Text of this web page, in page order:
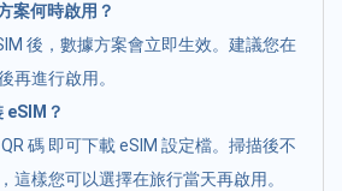
案何時啟用？
後，數據方案會立即生效。建議您在
再進行啟用。
eSIM？
碼 即可下載 eSIM 設定檔。掃描後不
這樣您可以選擇在旅行當天再啟用。